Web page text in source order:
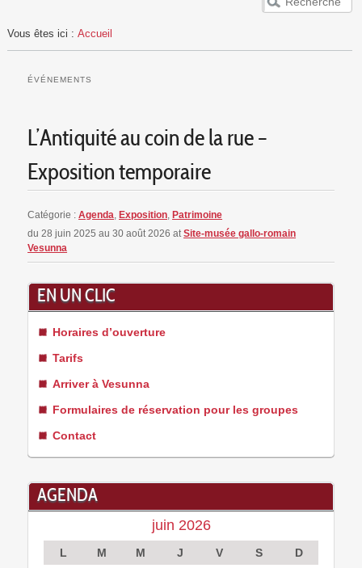
VESUNNA
Vous êtes ici : Accueil
ÉVÉNEMENTS
L’Antiquité au coin de la rue –
Exposition temporaire
Catégorie :Agenda ,Exposition ,Patrimoine
du 28 juin 2025 au 30 août 2026atSite-musée gallo-romain
Vesunna
EN UN CLIC
Horaires d’ouverture
Tarifs
Arriver à Vesunna
Formulaires de réservation pour les groupes
Contact
AGENDA
juin 2026
L M M J V S
D